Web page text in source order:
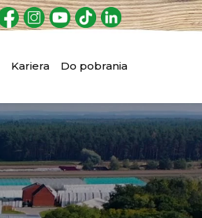
Kariera Do pobrania